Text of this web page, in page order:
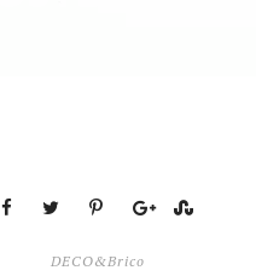
DECO&Brico